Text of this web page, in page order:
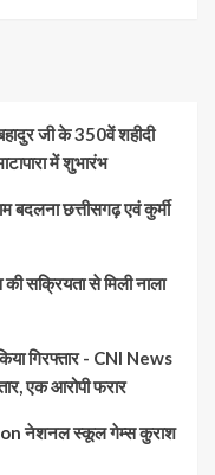
जी के 350वें शहीदी
में शुभारंभ
बदलना छत्तीसगढ़ एवं कुर्मी
सक्रियता से मिली नाला
गिरफ्तार - CNI News
एक आरोपी फरार
onनेशनल स्कूल गेम्स कुराश